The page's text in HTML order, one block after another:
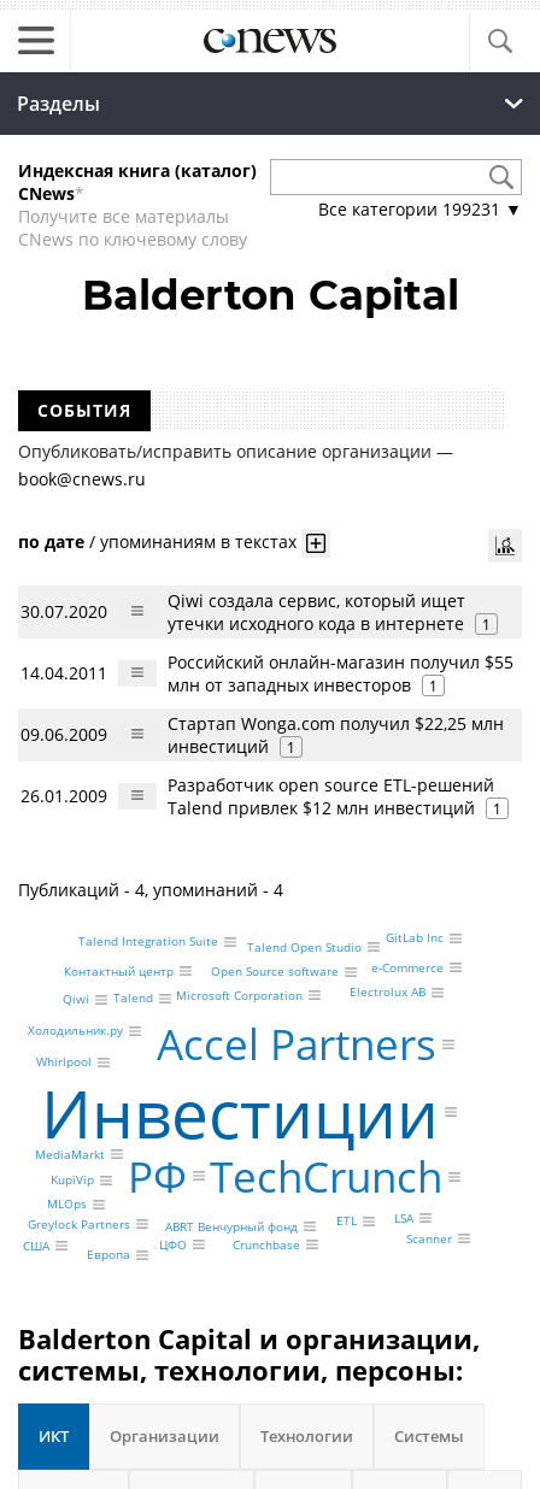
Разделы
Индексная книга (каталог)
CNews*
Получите все материалы
CNews по ключевому слову
Все категории 199231 ▼
Balderton Capital
СОБЫТИЯ
Опубликовать/исправить описание организации —
book@cnews.ru
по дате / упоминаниям в текстах
30.07.2020
Qiwi создала сервис, который ищет
утечки исходного кода в интернете
1
14.04.2011
Российский онлайн-магазин получил $55
млн от западных инвесторов
1
09.06.2009
Стартап Wonga.com получил $22,25 млн
инвестиций
1
26.01.2009
Разработчик open source ETL-решений
Talend привлек $12 млн инвестиций
1
Публикаций - 4, упоминаний - 4
Инвестиции
Accel Partners
РФ TechCrunch
Electrolux AB
Microsoft Corporation
Talend
Qiwi
Холодильник.ру
Whirlpool
MediaMarkt
KupiVip
Greylock Partners ABRT Венчурный фонд ETL LSA
e-Commerce
Open Source software
MLOps
Контактный центр
Scanner
GitLab Inc
Talend Open Studio
Talend Integration Suite
США
Европа
ЦФО Crunchbase
Balderton Capital и организации,
системы, технологии, персоны:
ИКТ Организации Технологии Системы